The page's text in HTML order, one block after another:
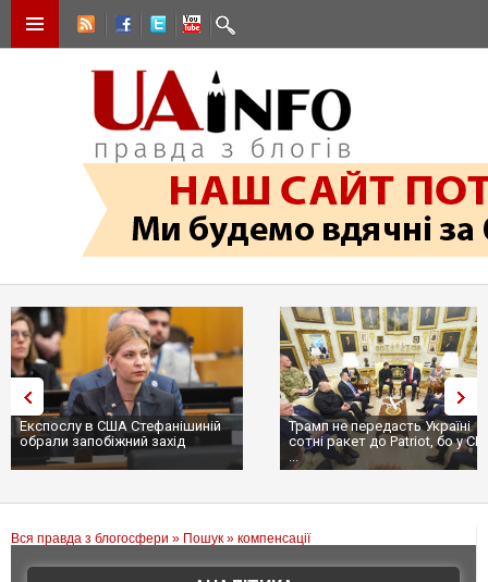
Експослу в США Стефанішиній
обрали запобіжний захід
Трамп не передасть Україні
сотні ракет до Patriot, бо у
...
Вся правда з блогосфери » Пошук » компенсації